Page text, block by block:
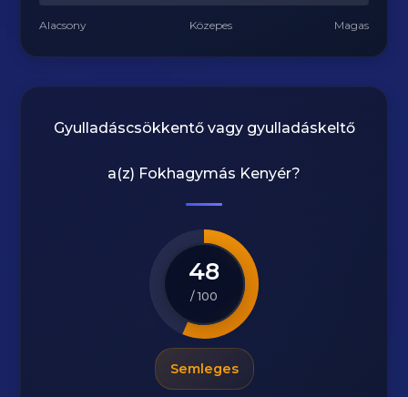
Alacsony Közepes Magas
Gyulladáscsökkentő vagy gyulladáskeltő
a(z) Fokhagymás Kenyér?
48
/ 100
Semleges